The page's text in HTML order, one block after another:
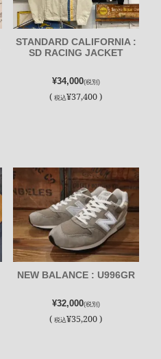
STANDARD CALIFORNIA :
SD RACING JACKET
¥34,000(税別)
(税込¥37,400 )
NEW BALANCE : U996GR
¥32,000(税別)
(税込¥35,200 )